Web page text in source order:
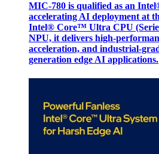
MIC-780 is qualified as an
accelerating AI deployment at
Intel® Core™ Ultra CPU
NPU, it delivers high-
acceleration, and industrial-
generation edge AI applications.